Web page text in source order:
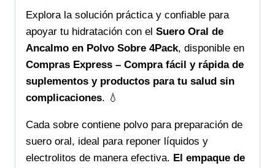
bienestar
cantidad
Explora la solución práctica y confiable para
apoyar tu hidratación con el Suero Oral de
Ancalmo en Polvo Sobre 4Pack, disponible en
Compras Express – Compra fácil y rápida de
suplementos y productos para tu salud sin
complicaciones. 💧
Cada sobre contiene polvo para preparación de
suero oral, ideal para reponer líquidos y
electrolitos de manera efectiva. El empaque de